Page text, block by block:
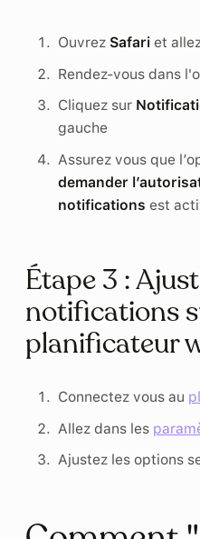
Ouvrez Safari et
Rendez-vous dans
Cliquez sur
gauche
Assurez vous que
demander
notifications est
Étape 3 :
notifications
planificateur
Connectez vous au
Allez dans les
Ajustez les options